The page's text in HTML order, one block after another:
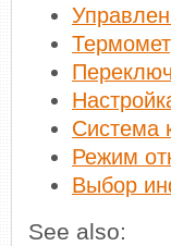
Система
Режим
Выбор
See also: